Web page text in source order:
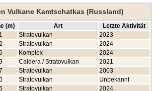
Vulkane Kamtschatkas (Russland)
(m) Art
Letzte Aktivität
Stratovulkan
2023
Stratovulkan
2024
Komplex
2024
Caldera / Stratovulkan
2021
Stratovulkan
2003
Stratovulkan
Unbekannt
Stratovulkan
2024